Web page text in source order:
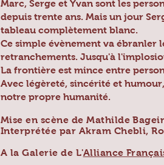
Marc, Serge et Yvan sont les
depuis trente ans. Mais un jour
tableau complètement blanc.
Ce simple évènement va ébranler
retranchements. Jusqu'à
La frontière est mince entre
Avec légèreté, sincérité et
notre propre humanité.
Mise en scène de Mathilde
Interprétée par Akram Chebli,
A la Galerie de L'Alliance